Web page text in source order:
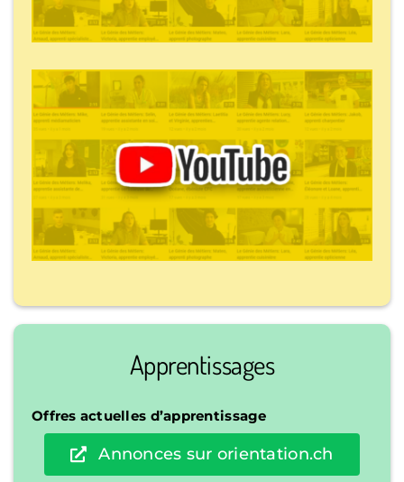
Apprentissages
Offres actuelles d’apprentissage
Annonces sur orientation.ch